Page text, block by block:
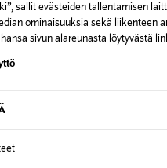
sallit evästeiden tallentamisen
ominaisuuksia sekä liikenteen
sivun alareunasta löytyvästä
UUTTA